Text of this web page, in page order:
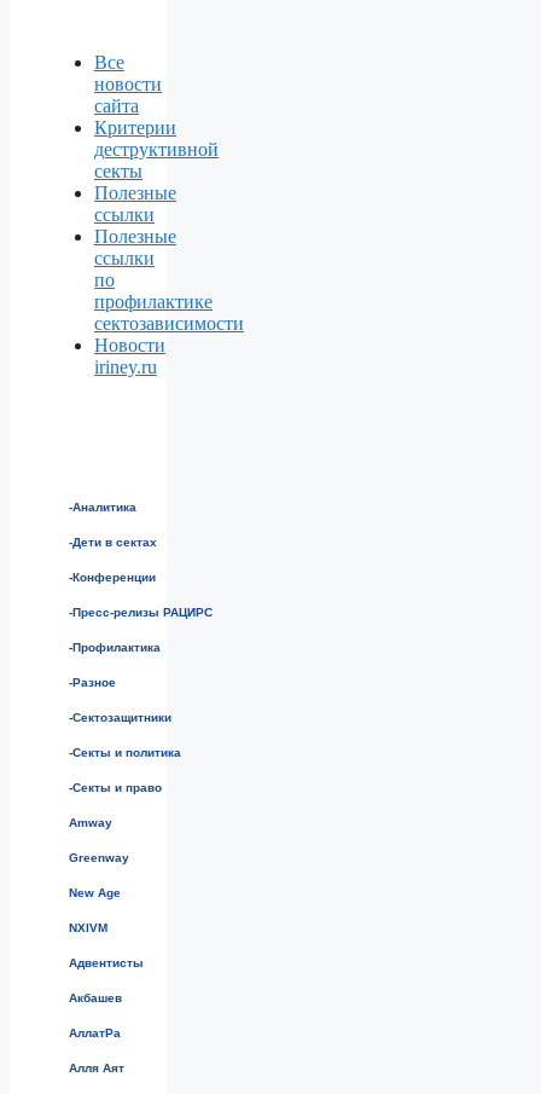
Все
новости
сайта
Критерии
деструктивной
секты
Полезные
ссылки
Полезные
ссылки
по
профилактике
сектозависимости
Новости
iriney.ru
-Аналитика
-Дети в сектах
-Конференции
-Пресс-релизы РАЦИРС
-Профилактика
-Разное
-Сектозащитники
-Секты и политика
-Секты и право
Amway
Greenway
New Age
NXIVM
Адвентисты
Акбашев
АллатРа
Алля Аят